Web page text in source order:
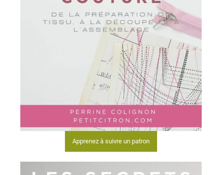
Apprenez à suivre un patron